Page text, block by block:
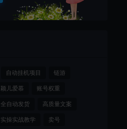
自动挂机项目 链游
颖儿爱慕 账号权重
全自动发货 高质量文案
实操实战教学 卖号